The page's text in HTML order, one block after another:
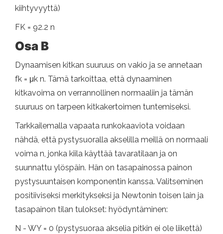
kiihtyvyyttä)
FK = 92.2 n
Osa B
Dynaamisen kitkan suuruus on vakio ja se annetaan
fk = μk n. Tämä tarkoittaa, että dynaaminen
kitkavoima on verrannollinen normaaliin ja tämän
suuruus on tarpeen kitkakertoimen tuntemiseksi.
Tarkkailemalla vapaata runkokaaviota voidaan
nähdä, että pystysuoralla akselilla meillä on normaali
voima n, jonka kiila käyttää tavaratilaan ja on
suunnattu ylöspäin. Hän on tasapainossa painon
pystysuuntaisen komponentin kanssa. Valitseminen
positiiviseksi merkitykseksi ja Newtonin toisen lain ja
tasapainon tilan tulokset: hyödyntäminen:
N - WY = 0 (pystysuoraa akselia pitkin ei ole liikettä)